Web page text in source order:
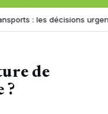
: les décisions urgentes
de
?